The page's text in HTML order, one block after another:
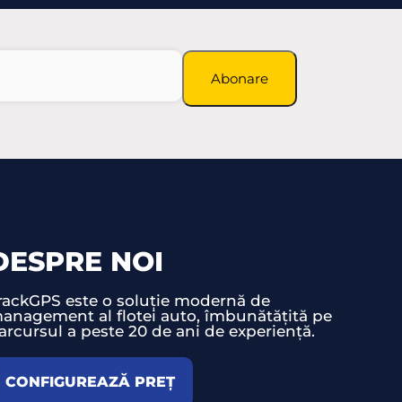
Abonare
NOI
este o soluție modernă de
al flotei auto, îmbunătățită pe
a peste 20 de ani de experiență.
CONFIGUREAZĂ PREȚ